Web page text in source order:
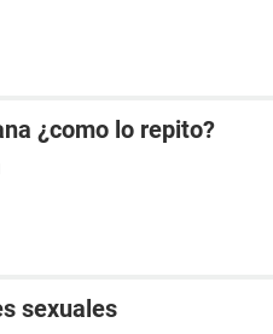
¿como lo repito?
sexuales